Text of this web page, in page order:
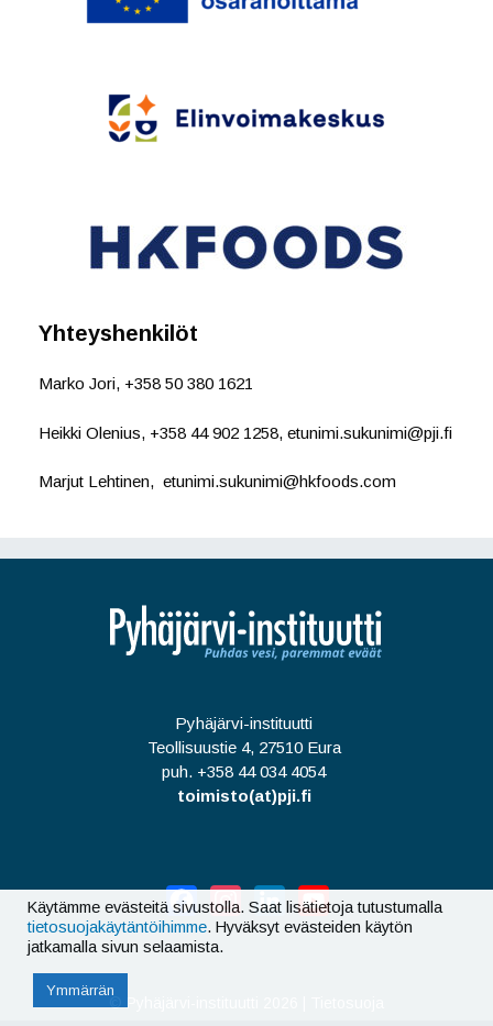
Yhteyshenkilöt
Marko Jori, +358 50 380 1621
Heikki Olenius, +358 44 902 1258, etunimi.sukunimi@pji.fi
Marjut Lehtinen, etunimi.sukunimi@hkfoods.com
Pyhäjärvi-instituutti
Teollisuustie 4, 27510 Eura
puh. +358 44 034 4054
toimisto(at)pji.fi
FacebookInstagramLinkedInYouTube
©Pyhäjärvi-instituutti 2026
Käytämme evästeitä sivustolla. Saat lisätietoja tutustumalla
tietosuojakäytäntöihimme. Hyväksyt evästeiden käytön
jatkamalla sivun selaamista.
Ymmärrän